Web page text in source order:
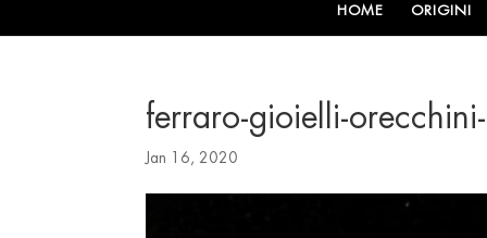
HOME ORIGINI
ferraro-gioielli-
Jan 16, 2020